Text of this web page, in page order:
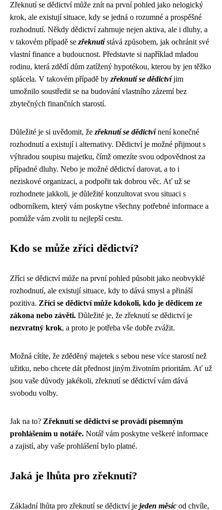
Zřeknutí se dědictví může znít na první pohled jako nelogický
krok, ale existují situace, kdy se jedná o rozumné a prospěšné
rozhodnutí. Někdy dědictví zahrnuje nejen aktiva, ale i dluhy, a
v takovém případě se zřeknutístává způsobem, jak ochránit své
vlastní finance a budoucnost. Představte si například mladou
rodinu, která zdědí dům zatížený hypotékou, kterou by jen těžko
splácela. V takovém případě by zřeknutí se dědictvíjim
umožnilo soustředit se na budování vlastního zázemí bez
zbytečných finančních starostí.
Důležité je si uvědomit, že zřeknutí se dědictvínení konečné
rozhodnutí a existují i ​​alternativy. Dědictví je možné přijmout s
výhradou soupisu majetku, čímž omezíte svou odpovědnost za
případné dluhy. Nebo je možné dědictví darovat, a to i
neziskové organizaci, a podpořit tak dobrou věc. Ať už se
rozhodnete jakkoli, je důležité konzultovat svou situaci s
odborníkem, který vám poskytne všechny potřebné informace a
pomůže vám zvolit tu nejlepší cestu.
Kdo se může zříci dědictví?
Zříci se dědictví může na první pohled působit jako neobvyklé
rozhodnutí, ale existují situace, kdy to dává smysl a přináší
pozitiva. Zříci se dědictví může kdokoli, kdo je dědicem ze
zákona nebo závěti. Důležité je, že zřeknutí se dědictví je
nezvratný krok, a proto je potřeba vše dobře zvážit.
Možná cítíte, že zděděný majetek s sebou nese více starostí než
užitku, nebo chcete dát přednost jiným životním prioritám. Ať už
jsou vaše důvody jakékoli, zřeknutí se dědictví vám dává
svobodu volby.
Jak na to? Zřeknutí se dědictví se provádí písemným
prohlášením u notáře. Notář vám poskytne veškeré informace
a zajistí, aby vaše prohlášení bylo platné.
Jaká je lhůta pro zřeknutí?
Základní lhůta pro zřeknutí se dědictví je jeden měsíc od chvíle,